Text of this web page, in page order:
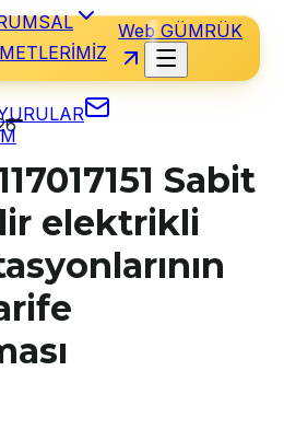
Web GÜMRÜK
Sabit
elektrikli